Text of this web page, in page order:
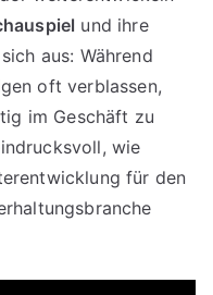
und ihre
aus: Während
oft verblassen,
im Geschäft zu
wie
für den